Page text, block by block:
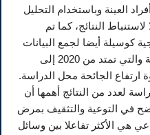
العينة وباستخدام التحليل
النتائج، كما تم
كوسيلة أيضا لجمع البيانات
الأولية، تقع الدراسة في فترة زمنية والتي تمتد من 2020 إلى
ارتفاع الجائحة محل الدراسة.
لعدد من النتائج أهمها أن
في التوعية والتثقيف بمرض
هي الأكثر تفاعلا بين وسائل